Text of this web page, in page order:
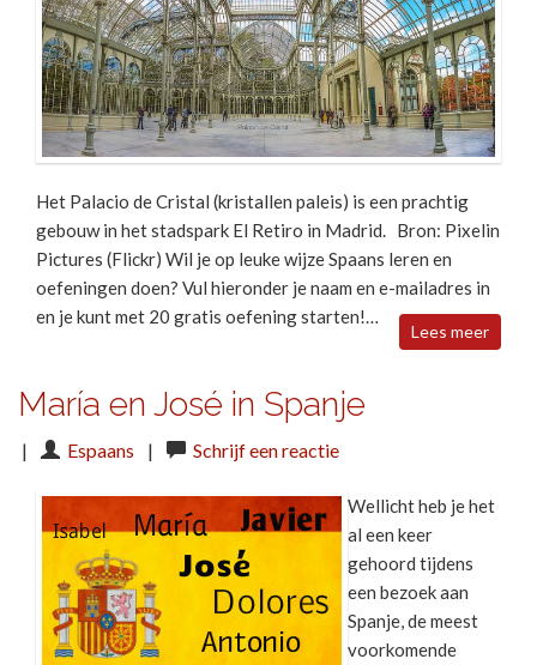
Het Palacio de Cristal (kristallen paleis) is een prachtig
gebouw in het stadspark El Retiro in Madrid. Bron: Pixelin
Pictures (Flickr) Wil je op leuke wijze Spaans leren en
oefeningen doen? Vul hieronder je naam en e-mailadres in
en je kunt met 20 gratis oefening starten!…
Lees meer
María en José in Spanje
| Espaans | Schrijf een reactie
Wellicht heb je het
al een keer
gehoord tijdens
een bezoek aan
Spanje, de meest
voorkomende